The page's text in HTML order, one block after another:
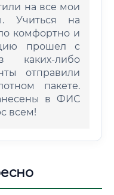
на все мои
Учиться на
комфортно и
прошел с
каких-либо
отправили
пакете.
в ФИС
всем!